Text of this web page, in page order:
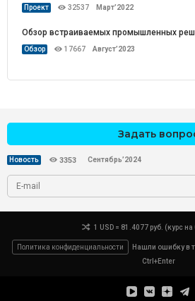
Проект 32537 Март’2022
Обзор встраиваемых промышленных
Обзор 17667 Август’2023
Задать
Новость 3353 Сентябрь’2024
1 USD = 81.4077 руб. (курс
Политика конфиденциальности
Нашли ошибку в
Ctrl+Enter